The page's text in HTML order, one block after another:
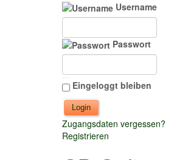
Username
Passwort
Eingeloggt bleiben
Zugangsdaten vergessen?
Registrieren